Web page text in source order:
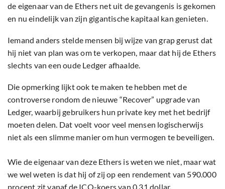
de eigenaar van de Ethers net uit de gevangenis is gekomen
en nu eindelijk van zijn gigantische kapitaal kan genieten.
Iemand anders stelde mensen bij wijze van grap gerust dat
hij niet van plan was om te verkopen, maar dat hij de Ethers
slechts van een oude Ledger afhaalde.
Die opmerking lijkt ook te maken te hebben met de
controverse rondom de nieuwe “Recover” upgrade van
Ledger, waarbij gebruikers hun private key met het bedrijf
moeten delen. Dat voelt voor veel mensen logischerwijs
niet als een slimme manier om hun vermogen te beveiligen.
Wie de eigenaar van deze Ethers is weten we niet, maar wat
we wel weten is dat hij of zij op een rendement van 590.000
procent zit vanaf de ICO-koers van 0,31 dollar.